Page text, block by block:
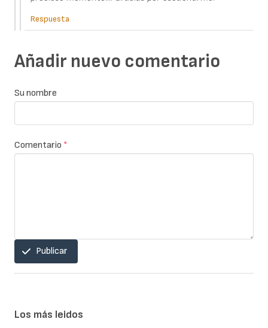
Respuesta
Añadir nuevo comentario
Su nombre
Comentario *
Publicar
Los más leidos